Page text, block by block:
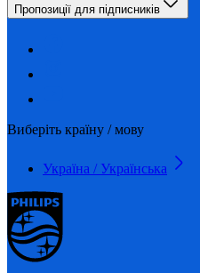
Пропозиції для підписників
Виберіть країну / мову
Україна / Українська